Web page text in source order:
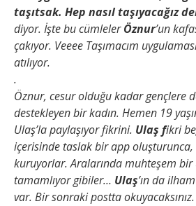
taşıtsak. Hep nasıl taşıyacağız
diyor. İşte bu cümlelerÖznur’un
çakıyor. Veeee Taşımacım
atılıyor.
.
Öznur, cesur olduğu kadar gençlere
destekleyen bir kadın. Hemen 19
Ulaş’la paylaşıyor fikrini. Ulaş fikri
içerisinde taslak bir app
kuruyorlar. Aralarında muhteşem
tamamlıyor gibiler… Ulaş’ın da
var. Bir sonraki postta okuyacaksınız.